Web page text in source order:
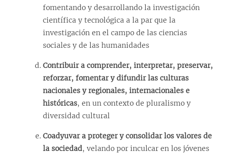
fomentando y desarrollando la investigación
científica y tecnológica a la par que la
investigación en el campo de las ciencias
sociales y de las humanidades
Contribuir a comprender, interpretar, preservar,
reforzar, fomentar y difundir las culturas
nacionales y regionales, internacionales e
históricas, en un contexto de pluralismo y
diversidad cultural
Coadyuvar a proteger y consolidar los valores de
la sociedad, velando por inculcar en los jóvenes